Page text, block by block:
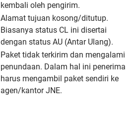
kembali oleh pengirim.
Alamat tujuan kosong/ditutup.
Biasanya status CL ini disertai
dengan status AU (Antar Ulang).
Paket tidak terkirim dan mengalami
penundaan. Dalam hal ini penerima
harus mengambil paket sendiri ke
agen/kantor JNE.